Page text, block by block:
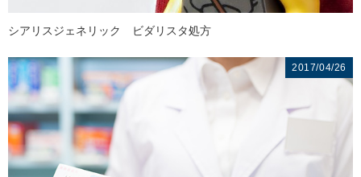
シアリスジェネリック ビダリスタ処方
2017/04/26